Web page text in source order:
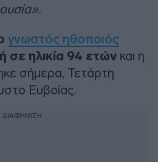
γνωστός ηθοποιός
ηλικία 94 ετών και η
σήμερα, Τετάρτη
Ευβοίας.
ΔΙΑΦΗΜΙΣΗ